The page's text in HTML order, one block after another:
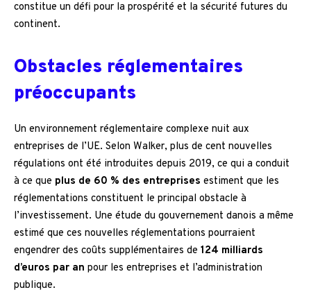
constitue un défi pour la prospérité et la sécurité futures du
continent.
Obstacles réglementaires
préoccupants
Un environnement réglementaire complexe nuit aux
entreprises de l’UE. Selon Walker, plus de cent nouvelles
régulations ont été introduites depuis 2019, ce qui a conduit
à ce que plus de 60 % des entreprises estiment que les
réglementations constituent le principal obstacle à
l’investissement. Une étude du gouvernement danois a même
estimé que ces nouvelles réglementations pourraient
engendrer des coûts supplémentaires de 124 milliards
d’euros par an pour les entreprises et l’administration
publique.